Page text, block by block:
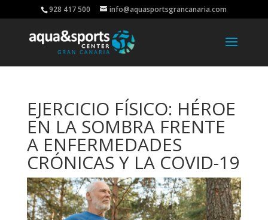
928 417 500 info@aquasportsgrancanaria.com
EJERCICIO FÍSICO: HÉROE
EN LA SOMBRA FRENTE
A ENFERMEDADES
CRÓNICAS Y LA COVID-19